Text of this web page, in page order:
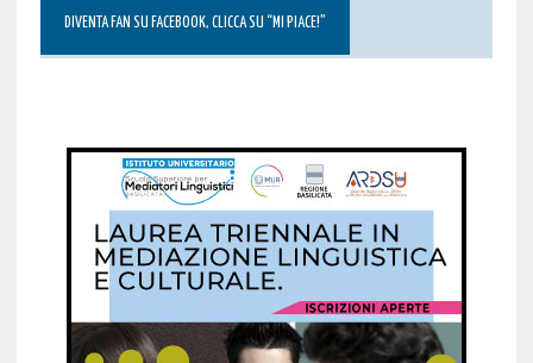
DIVENTA FAN SU FACEBOOK, CLICCA SU “MI PIACE!”